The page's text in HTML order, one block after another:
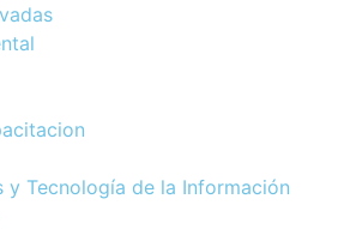
y Tecnología de la Información